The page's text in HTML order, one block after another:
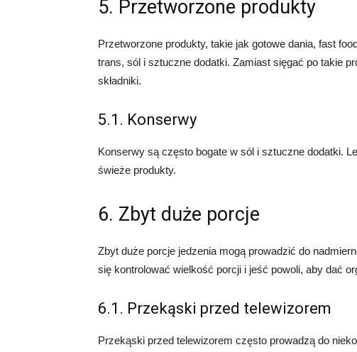
5. Przetworzone produkty
Przetworzone produkty, takie jak gotowe dania, fast
trans, sól i sztuczne dodatki. Zamiast sięgać po takie
składniki.
5.1. Konserwy
Konserwy są często bogate w sól i sztuczne dodatki.
świeże produkty.
6. Zbyt duże porcje
Zbyt duże porcje jedzenia mogą prowadzić do
się kontrolować wielkość porcji i jeść powoli, aby dać
6.1. Przekąski przed telewizorem
Przekąski przed telewizorem często prowadzą do